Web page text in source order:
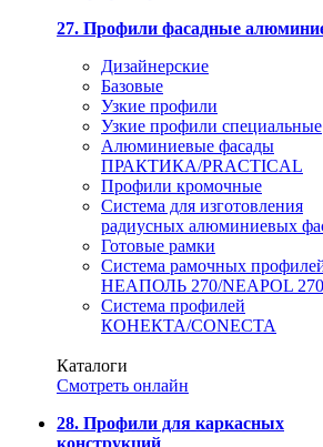
27. Профили фасадные
Дизайнерские
Базовые
Узкие профили
Узкие профили специальные
Алюминиевые фасады
ПРАКТИКА/PRACTICAL
Профили кромочные
Система для изготовления
радиусных алюминиевых
Готовые рамки
Система рамочных
НЕАПОЛЬ 270/NEAPOL 270
Система профилей
КОНЕКТА/CONECTA
Каталоги
Смотреть онлайн
28. Профили для каркасных
конструкций